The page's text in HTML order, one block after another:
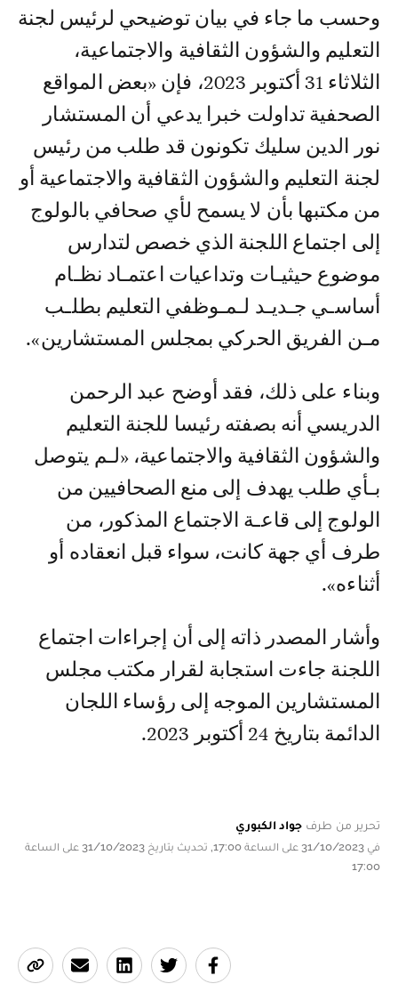
وحسب ما جاء في بيان توضيحي لرئيس لجنة
التعليم والشؤون الثقافية والاجتماعية،
الثلاثاء 31 أكتوبر 2023، فإن «بعض المواقع
الصحفية تداولت خبرا يدعي أن المستشار
نور الدين سليك تكونون قد طلب من رئيس
لجنة التعليم والشؤون الثقافية والاجتماعية أو
من مكتبها بأن لا يسمح لأي صحافي بالولوج
إلى اجتماع اللجنة الذي خصص لتدارس
موضوع حيثيـات وتداعيات اعتمـاد نظـام
أساسـي جـديـد لـمـوظفي التعليم بطلـب
مـن الفريق الحركي بمجلس المستشارين».
وبناء على ذلك، فقد أوضح عبد الرحمن
الدريسي أنه بصفته رئيسا للجنة التعليم
والشؤون الثقافية والاجتماعية، «لـم يتوصل
بـأي طلب يهدف إلى منع الصحافيين من
الولوج إلى قاعـة الاجتماع المذكور، من
طرف أي جهة كانت، سواء قبل انعقاده أو
أثناءه».
وأشار المصدر ذاته إلى أن إجراءات اجتماع
اللجنة جاءت استجابة لقرار مكتب مجلس
المستشارين الموجه إلى رؤساء اللجان
الدائمة بتاريخ 24 أكتوبر 2023.
تحرير من طرف جواد الكبوري
في 31/10/2023 على الساعة 17:00, تحديث بتاريخ 31/10/2023 على الساعة
17:00